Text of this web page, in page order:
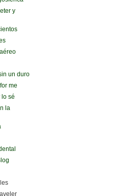
y
un duro
me
lo sé
la